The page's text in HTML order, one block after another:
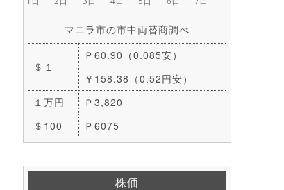
マニラ市の市中両替商調べ
＄１
Ｐ60.90（0.085安）
￥158.38（0.52円安）
１万円
Ｐ3,820
＄100
Ｐ6075
株価